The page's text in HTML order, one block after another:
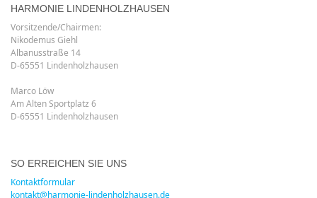
HARMONIE LINDENHOLZHAUSEN
Vorsitzende/Chairmen:
Nikodemus Giehl
Albanusstraße 14
D-65551 Lindenholzhausen
Marco Löw
Am Alten Sportplatz 6
D-65551 Lindenholzhausen
SO ERREICHEN SIE UNS
Kontaktformular
kontakt@harmonie-lindenholzhausen.de